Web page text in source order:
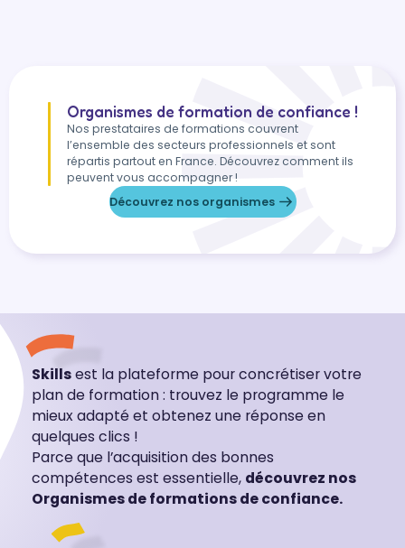
Organismes de formation de confiance !
Nos prestataires de formations couvrent
l’ensemble des secteurs professionnels et sont
répartis partout en France. Découvrez comment ils
peuvent vous accompagner !
Découvrez nos organismes
Skillsest la plateforme pour concrétiser votre
plan de formation : trouvez le programme le
mieux adapté et obtenez une réponse en
quelques clics !
Parce que l’acquisition des bonnes
compétences est essentielle, découvrez nos
Organismes de formations de confiance.